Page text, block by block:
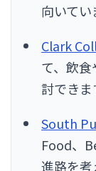
向いてい
Clark
て、飲
討できま
South
Food、
進路を考